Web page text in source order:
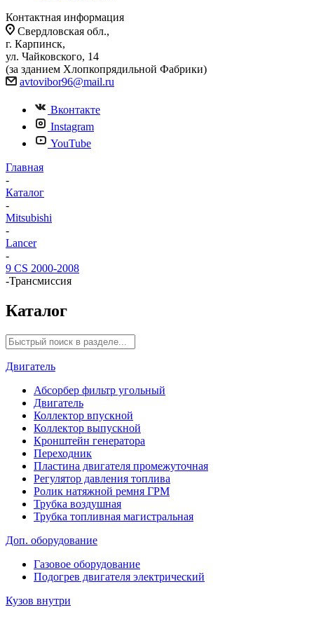
Контактная информация
Свердловская обл.,
г. Карпинск,
ул. Чайковского, 14
(за зданием Хлопкопрядильной Фабрики)
avtovibor96@mail.ru
Вконтакте
Instagram
YouTube
Главная
-
Каталог
-
Mitsubishi
-
Lancer
-
9 CS 2000-2008
-Трансмиссия
Каталог
Двигатель
Абсорбер фильтр угольный
Двигатель
Коллектор впускной
Коллектор выпускной
Кронштейн генератора
Переходник
Пластина двигателя промежуточная
Регулятор давления топлива
Ролик натяжной ремня ГРМ
Трубка воздушная
Трубка топливная магистральная
Доп. оборудование
Газовое оборудование
Подогрев двигателя электрический
Кузов внутри